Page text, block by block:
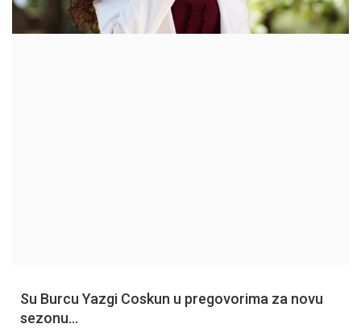
Login
Su Burcu Yazgi Coskun u pregovorima za novu
sezonu...